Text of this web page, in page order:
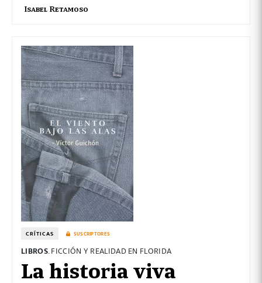
Isabel Retamoso
CRÍTICAS SUSCRIPTORES
LIBROS. FICCIÓN Y REALIDAD EN FLORIDA
La historia viva